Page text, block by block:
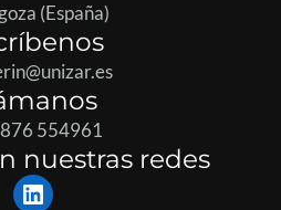
(España)
554961
nuestras redes
LinkedIn